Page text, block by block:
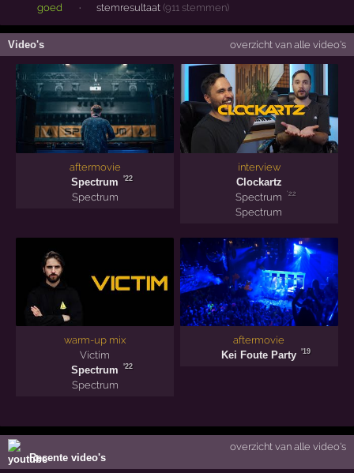
goed
· stemresultaat (911 stemmen)
Video's overzicht van alle video's
aftermovie
Spectrum
'22
Spectrum
interview
Clockartz
Spectrum
'22
Spectrum
warm-up mix
Victim
Spectrum
'22
Spectrum
aftermovie
Kei Foute Party
'19
Recente video's
overzicht van alle video's